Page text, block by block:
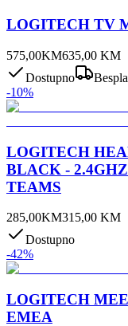
LOGITECH TV
575,00KM635,00 KM
Dostupno
-10%
LOGITECH
BLACK -
TEAMS
285,00KM315,00 KM
Dostupno
-42%
LOGITECH
EMEA